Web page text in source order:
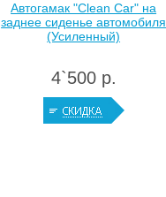
Автогамак "Clean Car" на
заднее сиденье автомобиля
(Усиленный)
4`500 р.